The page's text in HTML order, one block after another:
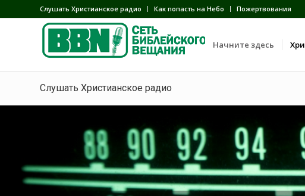
Слушать Христианское радио Как попасть на Небо Пожертвования
Начните здесь
Слушать Христианское радио